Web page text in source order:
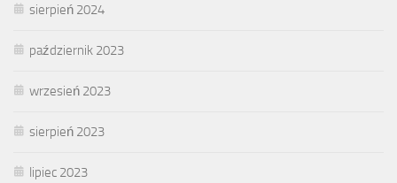
sierpień 2024
październik 2023
wrzesień 2023
sierpień 2023
lipiec 2023